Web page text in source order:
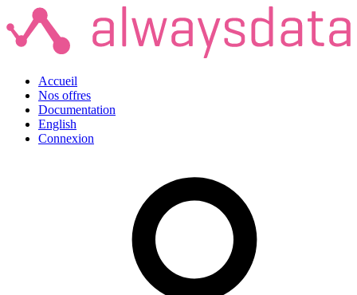
Accueil
Nos offres
Documentation
English
Connexion